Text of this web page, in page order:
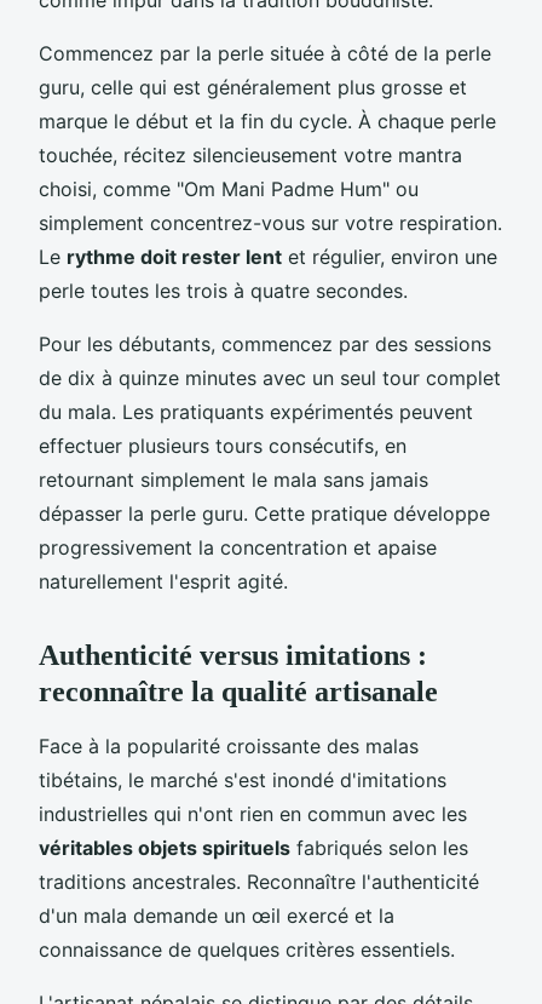
Commencez par la perle située à côté de la perle
guru, celle qui est généralement plus grosse et
marque le début et la fin du cycle. À chaque perle
touchée, récitez silencieusement votre mantra
choisi, comme "Om Mani Padme Hum" ou
simplement concentrez-vous sur votre respiration.
Le rythme doit rester lent et régulier, environ une
perle toutes les trois à quatre secondes.
Pour les débutants, commencez par des sessions
de dix à quinze minutes avec un seul tour complet
du mala. Les pratiquants expérimentés peuvent
effectuer plusieurs tours consécutifs, en
retournant simplement le mala sans jamais
dépasser la perle guru. Cette pratique développe
progressivement la concentration et apaise
naturellement l'esprit agité.
Authenticité versus imitations :
reconnaître la qualité artisanale
Face à la popularité croissante des malas
tibétains, le marché s'est inondé d'imitations
industrielles qui n'ont rien en commun avec les
véritables objets spirituels fabriqués selon les
traditions ancestrales. Reconnaître l'authenticité
d'un mala demande un œil exercé et la
connaissance de quelques critères essentiels.